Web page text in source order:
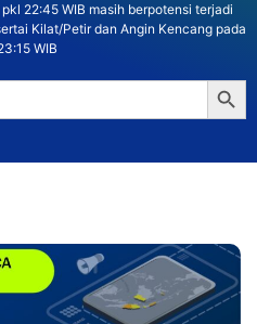
22:45 WIB masih berpotensi terjadi
Kilat/Petir dan Angin Kencang pada
WIB